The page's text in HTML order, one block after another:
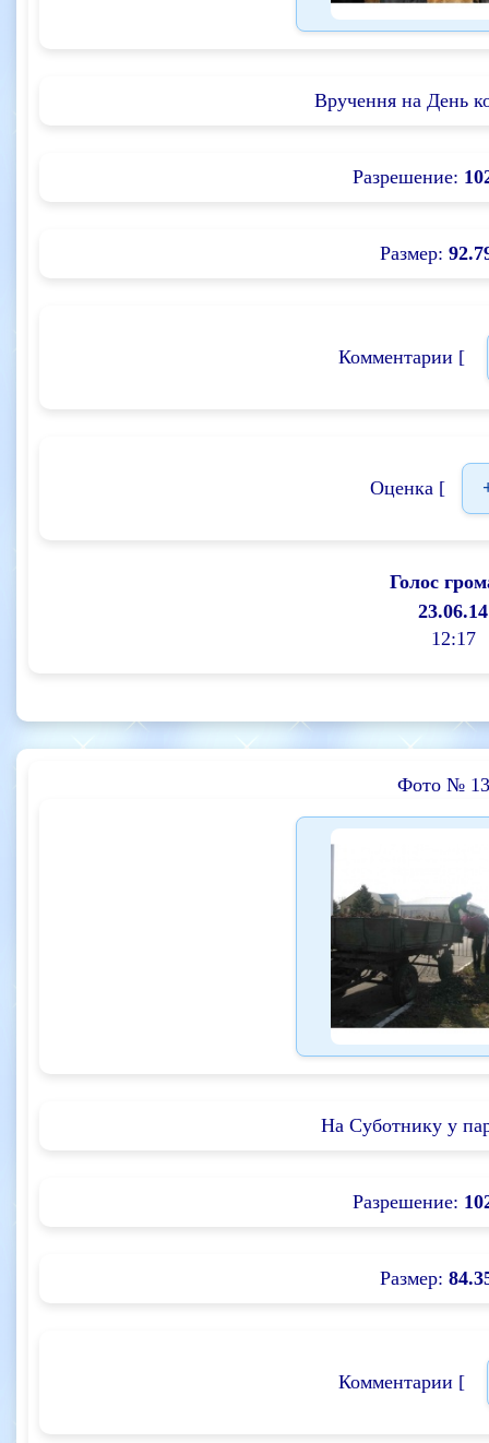
Вручення на День
Разрешение:
Размер:
Комментарии [
Оценка [
Голос
23.06.14
12:17
Фото №
На Суботнику у
Разрешение:
Размер:
Комментарии [